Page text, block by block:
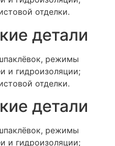
отделки.
детали
режимы
и гидроизоляции;
отделки.
детали
режимы
и гидроизоляции;